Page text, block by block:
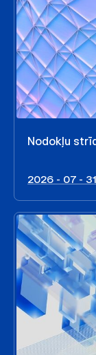
Nodokļu
2026 - 07 - 31